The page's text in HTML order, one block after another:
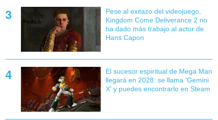
Pese al exitazo del videojuego,
Kingdom Come Deliverance 2 no
ha dado más trabajo al actor de
Hans Capon
El sucesor espiritual de Mega Man
llegará en 2028: se llama 'Gemini
X' y puedes encontrarlo en Steam